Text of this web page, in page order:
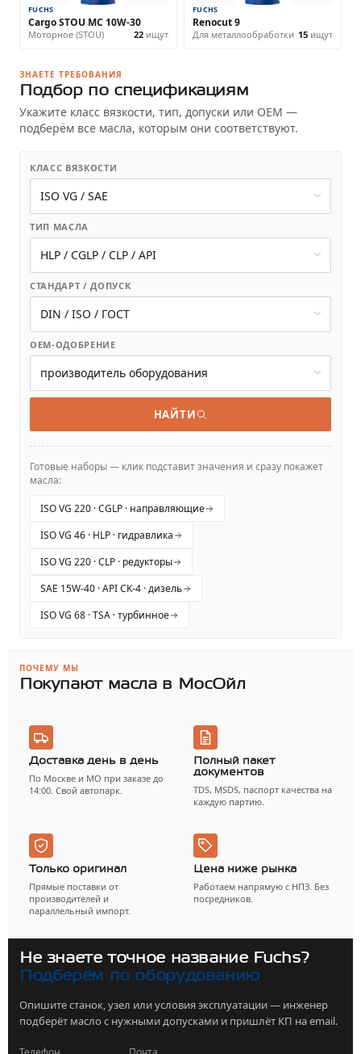
FUCHS
Cargo STOU MC 10W-30
Моторное (STOU) 22 ищут
FUCHS
Renocut 9
Для металлообработки 15 ищут
ЗНАЕТЕ ТРЕБОВАНИЯ
Подбор по спецификациям
Укажите класс вязкости, тип, допуски или OEM —
подберём все масла, которым они соответствуют.
КЛАСС ВЯЗКОСТИ
ТИП МАСЛА
СТАНДАРТ / ДОПУСК
OEM-ОДОБРЕНИЕ
НАЙТИ
Готовые наборы — клик подставит значения и сразу покажет
масла:
ISO VG 220 · CGLP · направляющие
ISO VG 46 · HLP · гидравлика
ISO VG 220 · CLP · редукторы
SAE 15W-40 · API CK-4 · дизель
ISO VG 68 · TSA · турбинное
ПОЧЕМУ МЫ
Покупают масла в МосОйл
Доставка день в день
По Москве и МО при заказе до
14:00. Свой автопарк.
Полный пакет
документов
TDS, MSDS, паспорт качества на
каждую партию.
Только оригинал
Прямые поставки от
производителей и
параллельный импорт.
Цена ниже рынка
Работаем напрямую с НПЗ. Без
посредников.
Не знаете точное название Fuchs?
Подберём по оборудованию
Опишите станок, узел или условия эксплуатации — инженер
подберёт масло с нужными допусками и пришлёт КП на email.